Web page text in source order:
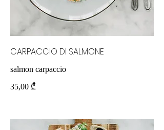
CARPACCIO DI SALMONE
salmon carpaccio
35,00 ₾